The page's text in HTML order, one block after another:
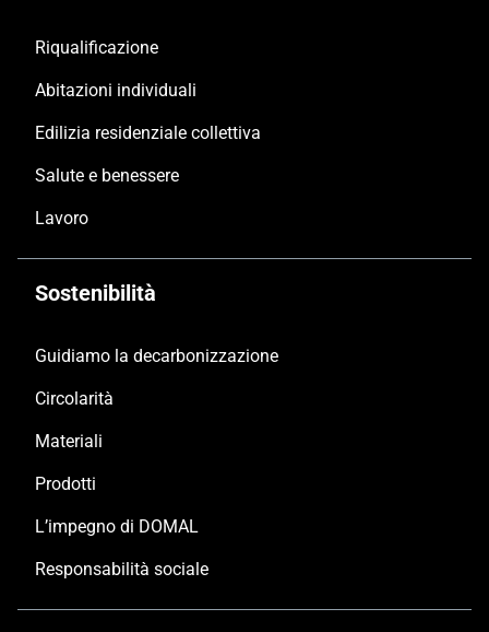
Riqualificazione
Abitazioni individuali
Edilizia residenziale collettiva
Salute e benessere
Lavoro
Sostenibilità
Guidiamo la decarbonizzazione
Circolarità
Materiali
Prodotti
L’impegno di DOMAL
Responsabilità sociale